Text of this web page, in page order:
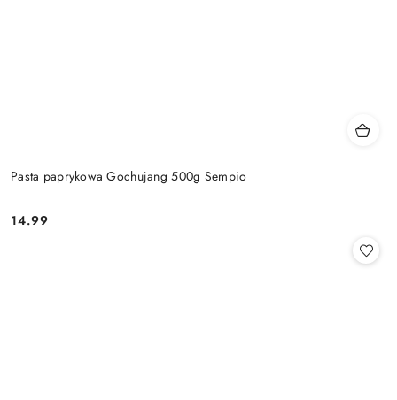
Pasta paprykowa Gochujang 500g Sempio
Cena:
14.99